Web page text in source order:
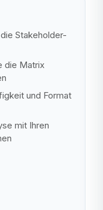
Stakeholder-
die Matrix
und Format
mit Ihren